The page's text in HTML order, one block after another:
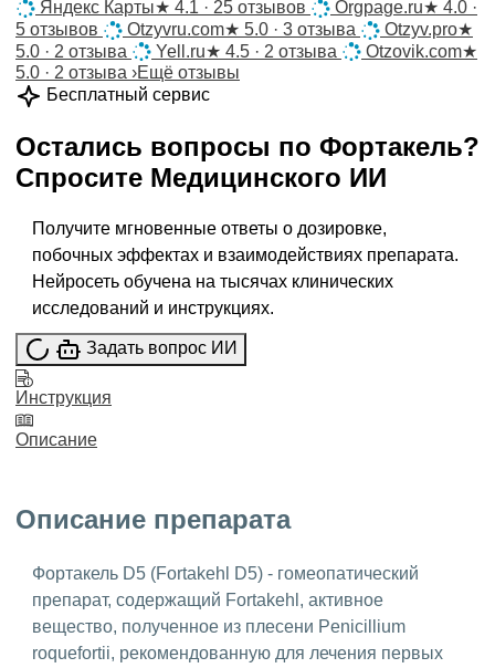
Яндекс Карты★ 4.1 · 25 отзывов Orgpage.ru★ 4.0 ·
5 отзывов
Otzyvru.com★ 5.0 · 3 отзыва Otzyv.pro★
5.0 · 2 отзыва
Yell.ru★ 4.5 · 2 отзыва Otzovik.com★
5.0 · 2 отзыва ›Ещё отзывы
Бесплатный сервис
Остались вопросы по Фортакель?
Спросите Медицинского ИИ
Получите мгновенные ответы о дозировке,
побочных эффектах и взаимодействиях препарата.
Нейросеть обучена на тысячах клинических
исследований и инструкциях.
Задать вопрос ИИ
Инструкция
Описание
Описание препарата
Фортакель D5 (Fortakehl D5) - гомеопатический
препарат, содержащий Fortakehl, активное
вещество, полученное из плесени Penicillium
roquefortii, рекомендованную для лечения первых